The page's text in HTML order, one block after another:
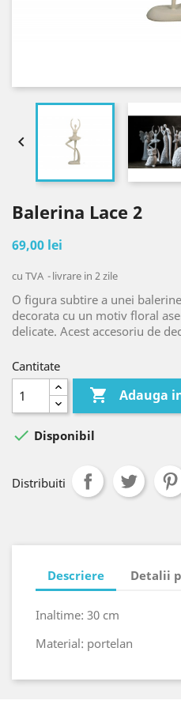

Balerina Lace 2
69,00 lei
cu TVA livrare in 2 zile
O figura subtire a unei
decorata cu un motiv floral
delicate. Acest accesoriu de
Cantitate
 Adauga
 Disponibil
Distribuiti
Descriere Detalii
Inaltime: 30 cm
Material: portelan